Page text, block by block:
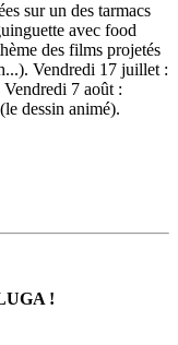
sur un des tarmacs
avec food
des films projetés
Vendredi 17 juillet :
7 août :
dessin animé).
!